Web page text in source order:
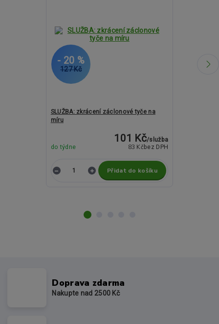
127 Kč
- 20 %
SLUŽBA: zkrácení záclonové tyče na
míru
101 Kč/služba
83 Kč bez DPH
do týdne
Přidat do košíku
1 801 Kč
- 20 %
Doprava zdarma
Nakupte nad 2500 Kč